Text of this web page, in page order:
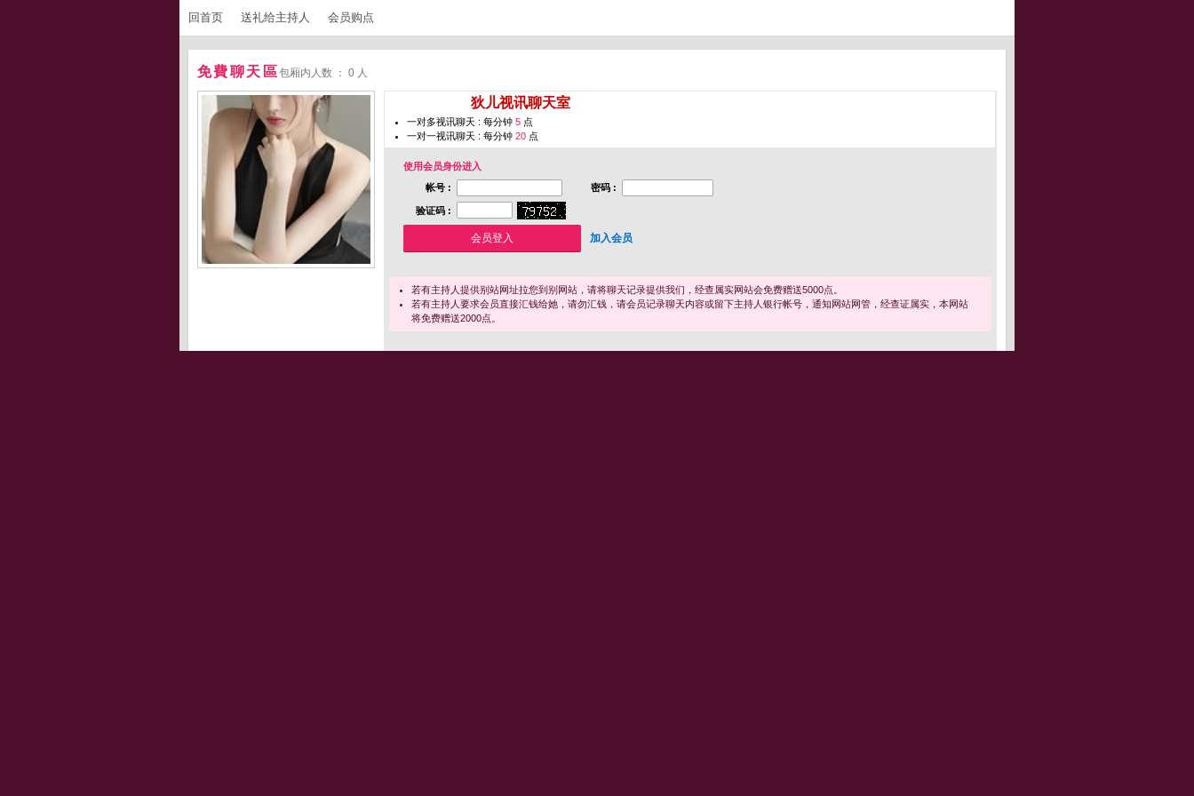
回首页 送礼给主持人 会员购点
免費聊天區包厢内人数 ： 0 人
狄儿视讯聊天室
一对多视讯聊天 : 每分钟 5 点
一对一视讯聊天 : 每分钟 20 点
使用会员身份进入
帐号 :
密码 :
验证码 :
加入会员
若有主持人提供别站网址拉您到别网站，请将聊天记录提供我们，经查属实网站会免费赠送5000点。
若有主持人要求会员直接汇钱给她，请勿汇钱，请会员记录聊天内容或留下主持人银行帐号，通知网站网管，经查证属实，本网站
将免费赠送2000点。